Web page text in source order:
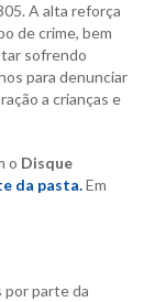
A alta reforça
de crime, bem
sofrendo
para denunciar
a crianças e
o Disque
da pasta.Em
por parte da